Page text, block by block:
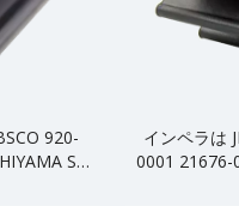
920-
SP-
インペラは
0001 21676-